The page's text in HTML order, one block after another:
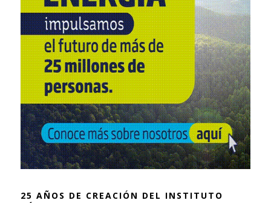
25 AÑOS DE CREACIÓN DEL INSTITUTO